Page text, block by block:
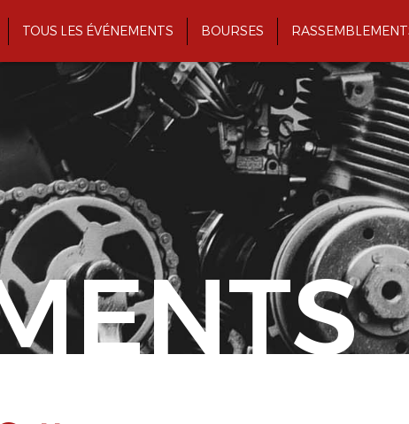
TOUS LES ÉVÉNEMENTS BOURSES